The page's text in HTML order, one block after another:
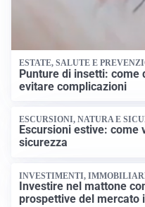
ESTATE, SALUTE E
Punture di insetti: come
evitare complicazioni
ESCURSIONI, NATURA E
Escursioni estive: come
sicurezza
INVESTIMENTI,
Investire nel mattone
prospettive del mercato